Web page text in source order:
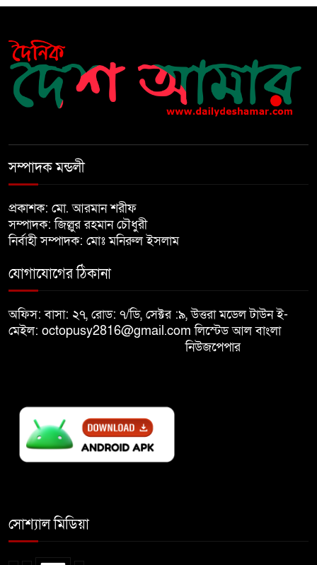
নির্বাচনের আগেই ফিরতে মরিয়া
‘পলাতক শক্তি’
৬
খালেদা জিয়ার শারীরিক অবস্থা এখনো
অনিশ্চিত
৮
৯
বিজয় দিবসে দীঘিনালায় জামায়াতে
ইসলামীর বর্ণাঢ্য র‍্যালি
সম্পাদক মন্ডলী
প্রকাশক: মো. আরমান শরীফ
সম্পাদক: জিল্লুর রহমান চৌধুরী
নির্বাহী সম্পাদক: মোঃ মনিরুল ইসলাম
যোগাযোগের ঠিকানা
অফিস: বাসা: ২৭, রোড: ৭/ডি, সেক্টর :৯, উত্তরা মডেল টাউন ই-
মেইল: octopusy2816@gmail.comলিস্টেড আল বাংলা
নিউজপেপার
সোশ্যাল মিডিয়া